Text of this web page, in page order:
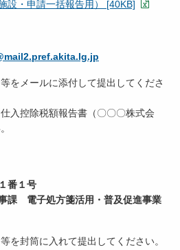
設・申請一括報告用） [40KB]
をメールに添付して提出してくださ
入控除税額報告書（〇〇〇株式会
番１号
課 電子処方箋活用・普及促進事業
を封筒に入れて提出してください。